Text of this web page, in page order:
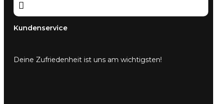

Kundenservice
Deine Zufriedenheit ist uns am wichtigsten!